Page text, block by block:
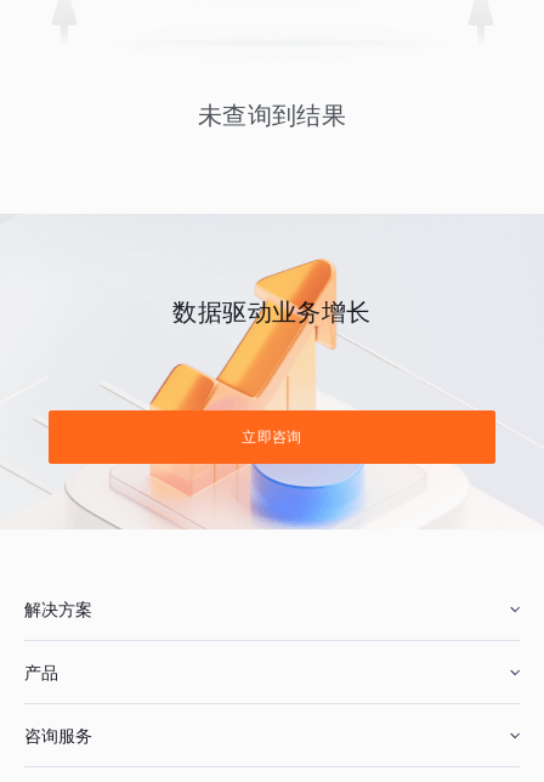
未查询到结果
数据驱动业务增长
立即咨询
解决方案
产品
咨询服务